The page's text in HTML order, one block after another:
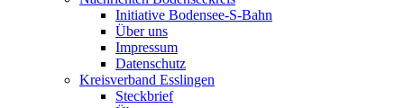
Initiative Bodensee-S-Bahn
Über uns
Impressum
Datenschutz
Kreisverband Esslingen
Steckbrief